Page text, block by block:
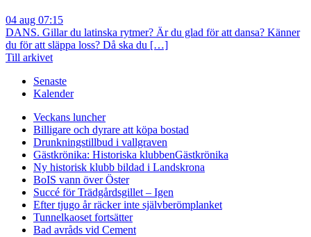
04 aug 07:15
DANS. Gillar du latinska rytmer? Är du glad för att dansa? Känner
du för att släppa loss? Då ska du […]
Till arkivet
Senaste
Kalender
Veckans luncher
Billigare och dyrare att köpa bostad
Drunkningstillbud i vallgraven
Gästkrönika: Historiska klubbenGästkrönika
Ny historisk klubb bildad i Landskrona
BoIS vann över Öster
Succé för Trädgårdsgillet – Igen
Efter tjugo år räcker inte självberömplanket
Tunnelkaoset fortsätter
Bad avråds vid Cement